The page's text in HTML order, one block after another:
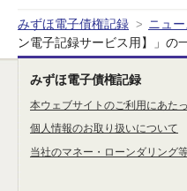
みずほ電子債権記録 > ニュ
ン電子記録サービス用】」の
みずほ電子債権記録
本ウェブサイトのご利用にあた
個人情報のお取り扱いについて
当社のマネー・ローンダリング